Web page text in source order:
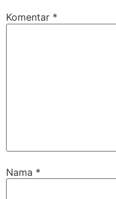
Komentar *
Nama *